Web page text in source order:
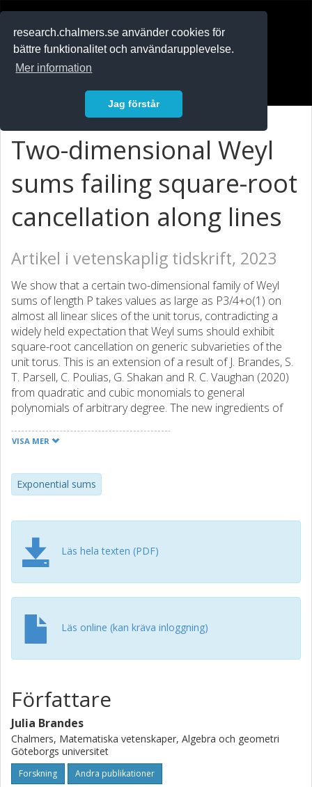
research.chalmers.se använder cookies för
bättre funktionalitet och användarupplevelse.
Mer information
Jag förstår
Two-dimensional Weyl
sums failing square-root
cancellation along lines
Artikel i vetenskaplig tidskrift, 2023
We show that a certain two-dimensional family of Weyl
sums of length P takes values as large as P3/4+o(1) on
almost all linear slices of the unit torus, contradicting a
widely held expectation that Weyl sums should exhibit
square-root cancellation on generic subvarieties of the
unit torus. This is an extension of a result of J. Brandes, S.
T. Parsell, C. Poulias, G. Shakan and R. C. Vaughan (2020)
from quadratic and cubic monomials to general
polynomials of arbitrary degree. The new ingredients of
(1966) on exponential sums along a curve and R. J. Duffin
VISA MER
Exponential sums
Läs hela texten (PDF)
Läs online (kan kräva inloggning)
Författare
Julia Brandes
Chalmers, Matematiska vetenskaper, Algebra och geometri
Göteborgs universitet
Forskning Andra publikationer